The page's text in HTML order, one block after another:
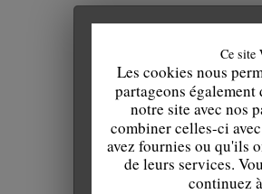
Ce site
Les cookies nous
partageons
notre site avec nos
combiner celles-ci
avez fournies ou qu'ils
de leurs services.
continuez